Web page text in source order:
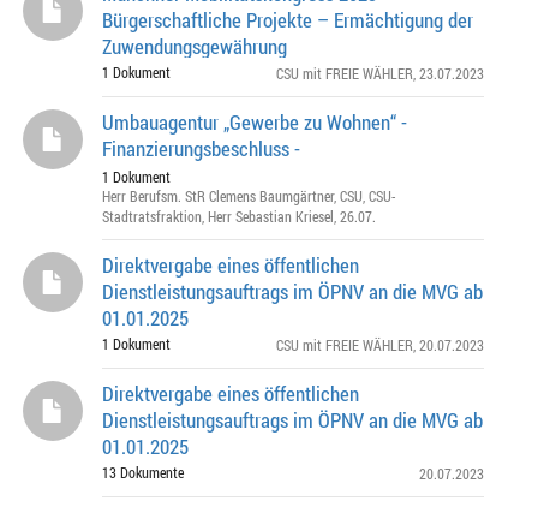
Bürgerschaftliche Projekte – Ermächtigung der
Zuwendungsgewährung
1 Dokument CSU mit FREIE WÄHLER , 23.07.2023
Umbauagentur „Gewerbe zu Wohnen“ -
Finanzierungsbeschluss -
1 Dokument
Herr Berufsm. StR Clemens Baumgärtner, CSU CSU-
Stadtratsfraktion Herr Sebastian Kriesel , 26.07.
Direktvergabe eines öffentlichen
Dienstleistungsauftrags im ÖPNV an die MVG ab
01.01.2025
1 Dokument CSU mit FREIE WÄHLER , 20.07.2023
Direktvergabe eines öffentlichen
Dienstleistungsauftrags im ÖPNV an die MVG ab
01.01.2025
13 Dokumente 20.07.2023